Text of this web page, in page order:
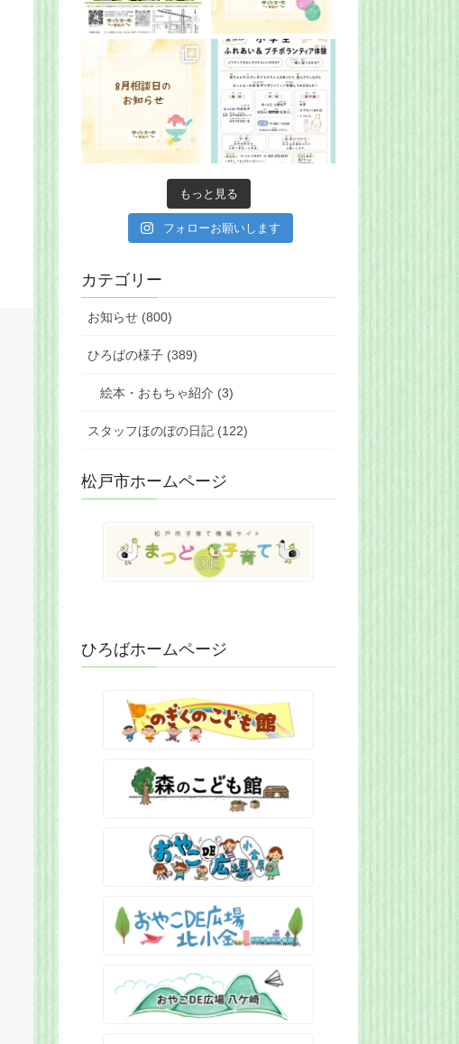
もっと見る
フォローお願いします
カテゴリー
お知らせ (800)
ひろばの様子 (389)
絵本・おもちゃ紹介 (3)
スタッフほのぼの日記 (122)
松戸市ホームページ
ひろばホームページ